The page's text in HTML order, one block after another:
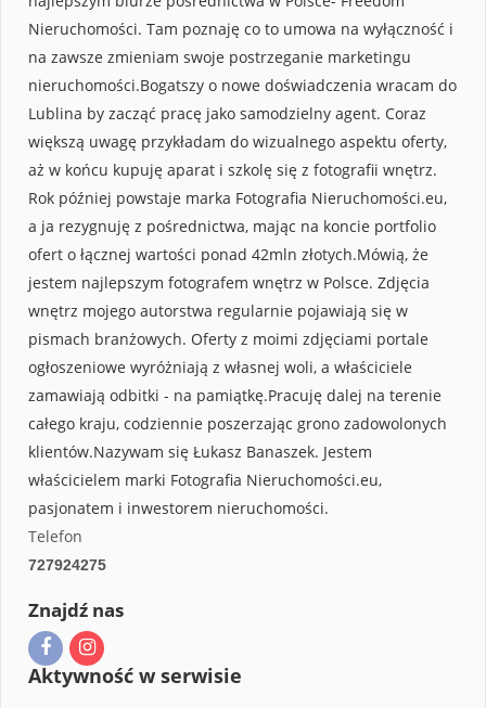
Nieruchomości. Tam poznaję co to umowa na wyłączność i
na zawsze zmieniam swoje postrzeganie marketingu
nieruchomości.Bogatszy o nowe doświadczenia wracam do
Lublina by zacząć pracę jako samodzielny agent. Coraz
większą uwagę przykładam do wizualnego aspektu oferty,
aż w końcu kupuję aparat i szkolę się z fotografii wnętrz.
Rok później powstaje marka Fotografia Nieruchomości.eu,
a ja rezygnuję z pośrednictwa, mając na koncie portfolio
ofert o łącznej wartości ponad 42mln złotych.Mówią, że
jestem najlepszym fotografem wnętrz w Polsce. Zdjęcia
wnętrz mojego autorstwa regularnie pojawiają się w
pismach branżowych. Oferty z moimi zdjęciami portale
ogłoszeniowe wyróżniają z własnej woli, a właściciele
zamawiają odbitki - na pamiątkę.Pracuję dalej na terenie
całego kraju, codziennie poszerzając grono zadowolonych
klientów.Nazywam się Łukasz Banaszek. Jestem
właścicielem marki Fotografia Nieruchomości.eu,
pasjonatem i inwestorem nieruchomości.
Telefon
727924275
Znajdź nas
Aktywność w serwisie